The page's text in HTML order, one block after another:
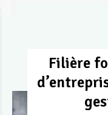
Filière